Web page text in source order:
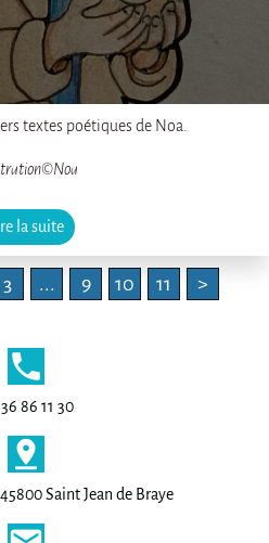
textes poétiques de Noa.
la suite
3 ... 9 10 11 >
phone
86 11 30
pin_drop
Saint Jean de Braye